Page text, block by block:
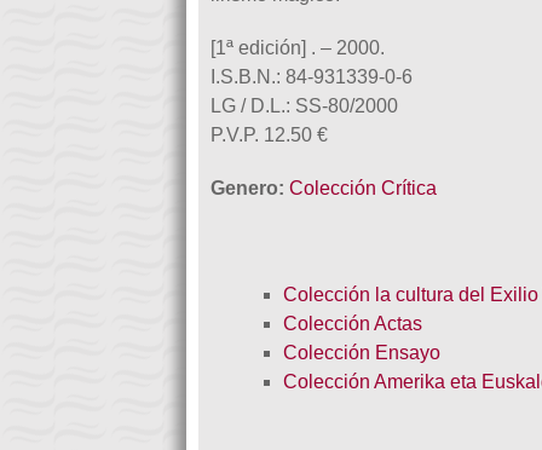
[1ª edición] . – 2000.
I.S.B.N.: 84-931339-0-6
LG / D.L.: SS-80/2000
P.V.P. 12.50 €
Genero: Colección Crítica
Colección la cultura del Exilio
Colección Actas
Colección Ensayo
Colección Amerika eta